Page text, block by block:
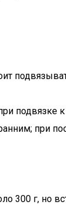
подвязке
при
300 г, но